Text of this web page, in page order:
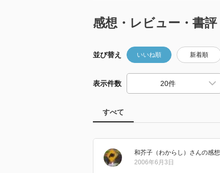
感想・レビュー・書評
並び替え いいね順 新着順
表示件数
すべて
和芥子（わからし） さんの感想
2006年6月3日